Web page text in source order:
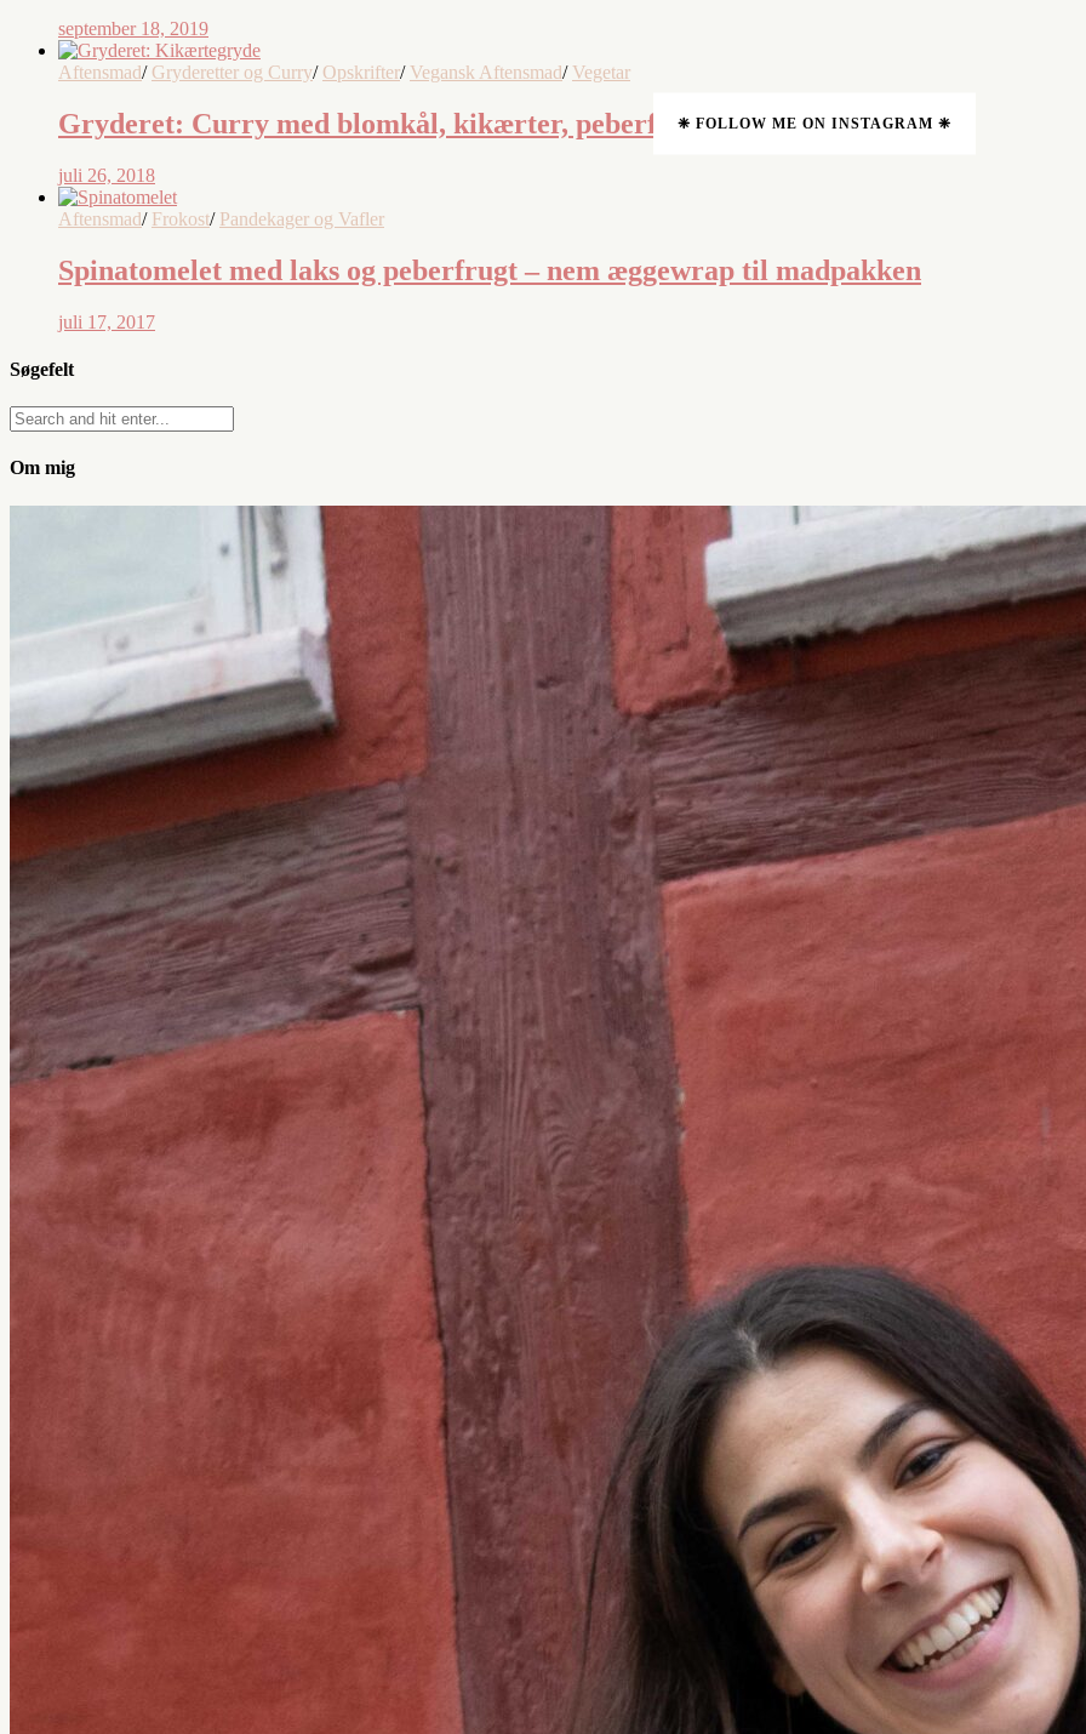
september 18, 2019
Aftensmad/ Gryderetter og Curry/ Opskrifter/ Vegansk Aftensmad/ Vegetar
Gryderet: Curry med blomkål, kikærter, peberfrugt og bulgur
juli 26, 2018
Aftensmad/ Frokost/ Pandekager og Vafler
Spinatomelet med laks og peberfrugt – nem æggewrap til madpakken
juli 17, 2017
Søgefelt
Om mig
❈ FOLLOW ME ON INSTAGRAM ❈